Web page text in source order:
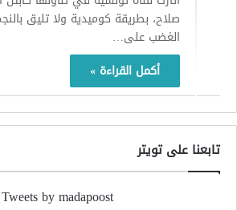
صلاح، بطريقة كوميدية ولا تليق
الغضب على…
أكمل القراءة »
تابعنا على تويتر
Tweets by madapoost